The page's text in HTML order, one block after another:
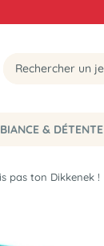
& DÉTENTE
pas ton Dikkenek !